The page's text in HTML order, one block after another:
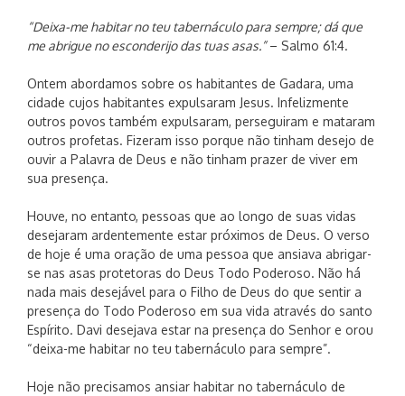
“Deixa-me habitar no teu tabernáculo para sempre; dá que
me abrigue no esconderijo das tuas asas.”– Salmo 61:4.
Ontem abordamos sobre os habitantes de Gadara, uma
cidade cujos habitantes expulsaram Jesus. Infelizmente
outros povos também expulsaram, perseguiram e mataram
outros profetas. Fizeram isso porque não tinham desejo de
ouvir a Palavra de Deus e não tinham prazer de viver em
sua presença.
Houve, no entanto, pessoas que ao longo de suas vidas
desejaram ardentemente estar próximos de Deus. O verso
de hoje é uma oração de uma pessoa que ansiava abrigar-
se nas asas protetoras do Deus Todo Poderoso. Não há
nada mais desejável para o Filho de Deus do que sentir a
presença do Todo Poderoso em sua vida através do santo
Espírito. Davi desejava estar na presença do Senhor e orou
“deixa-me habitar no teu tabernáculo para sempre”.
Hoje não precisamos ansiar habitar no tabernáculo de